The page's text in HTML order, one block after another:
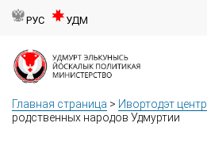
РУС УДМ
Главная страница > Ивортодэт центр
родственных народов Удмуртии